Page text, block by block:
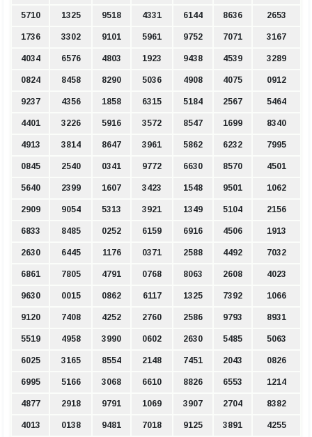
5710 1325 9518 4331 6144 8636 2653
1736 3302 9101 5961 9752 7071 3167
4034 6576 4803 1923 9438 4539 3289
0824 8458 8290 5036 4908 4075 0912
9237 4356 1858 6315 5184 2567 5464
4401 3226 5916 3572 8547 1699 8340
4913 3814 8647 3961 5862 6232 7995
0845 2540 0341 9772 6630 8570 4501
5640 2399 1607 3423 1548 9501 1062
2909 9054 5313 3921 1349 5104 2156
6833 8485 0252 6159 6916 4506 1913
2630 6445 1176 0371 2588 4492 7032
6861 7805 4791 0768 8063 2608 4023
9630 0015 0862 6117 1325 7392 1066
9120 7408 4252 2760 2586 9793 8931
5519 4958 3990 0602 2630 5485 5063
6025 3165 8554 2148 7451 2043 0826
6995 5166 3068 6610 8826 6553 1214
4877 2918 9791 1069 3907 2704 8382
4013 0138 9481 7018 9125 3891 4255